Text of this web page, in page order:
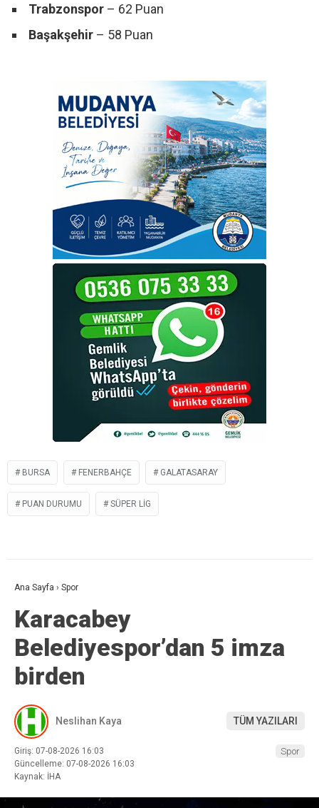
Trabzonspor – 62 Puan
Başakşehir – 58 Puan
BURSA FENERBAHÇE GALATASARAY
PUAN DURUMU SÜPER LIG
Ana Sayfa › Spor
Karacabey
Belediyespor’dan 5 imza
birden
Neslihan Kaya TÜM YAZILARI
Giriş: 07-08-2026 16:03
Güncelleme: 07-08-2026 16:03
Kaynak: İHA
Spor